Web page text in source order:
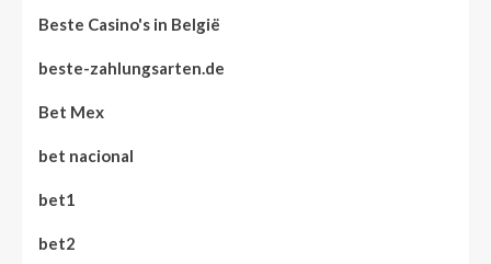
Beste Casino's in België
beste-zahlungsarten.de
Bet Mex
bet nacional
bet1
bet2